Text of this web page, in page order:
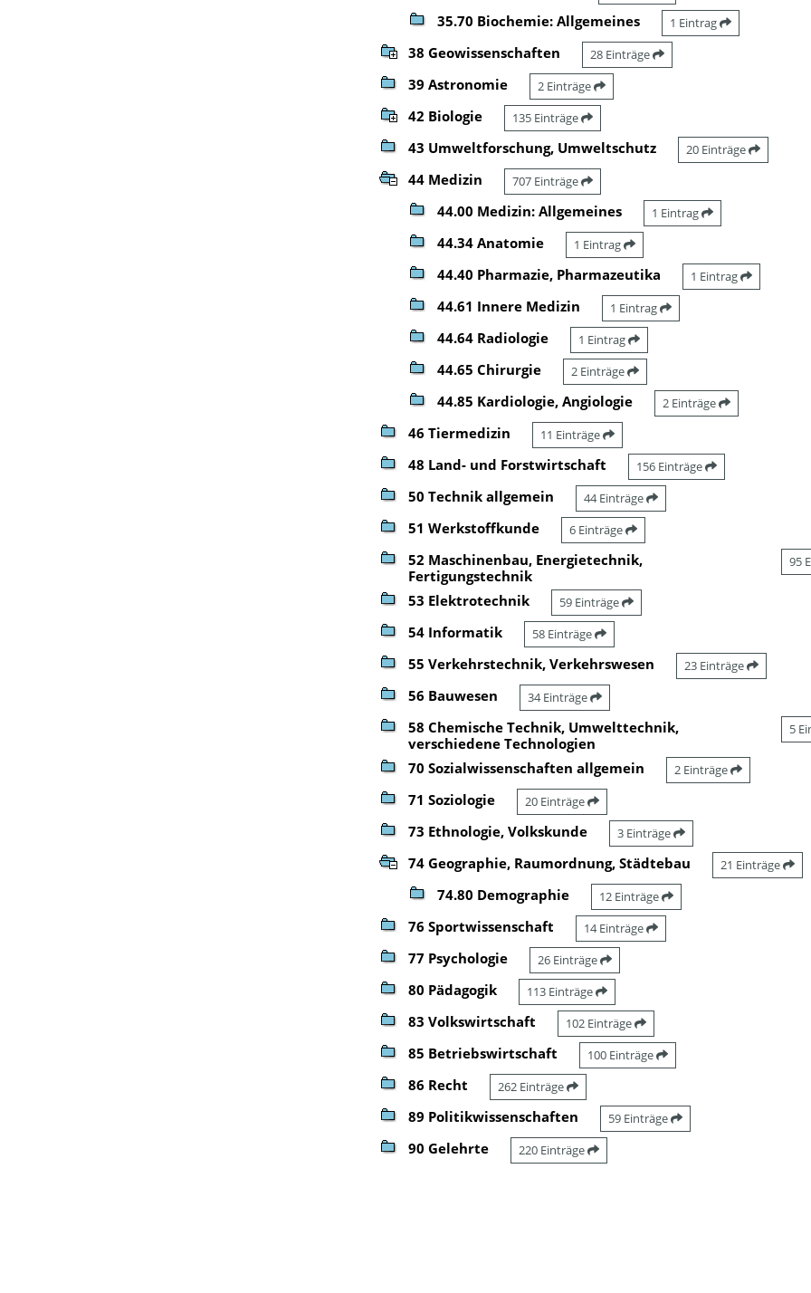
35.70 Biochemie: Allgemeines 1 Eintrag
38 Geowissenschaften 28 Einträge
39 Astronomie 2 Einträge
42 Biologie 135 Einträge
43 Umweltforschung, Umweltschutz 20 Einträge
44 Medizin 707 Einträge
44.00 Medizin: Allgemeines 1 Eintrag
44.34 Anatomie 1 Eintrag
44.40 Pharmazie, Pharmazeutika 1 Eintrag
44.61 Innere Medizin 1 Eintrag
44.64 Radiologie 1 Eintrag
44.65 Chirurgie 2 Einträge
44.85 Kardiologie, Angiologie 2 Einträge
46 Tiermedizin 11 Einträge
48 Land- und Forstwirtschaft 156 Einträge
50 Technik allgemein 44 Einträge
51 Werkstoffkunde 6 Einträge
52 Maschinenbau, Energietechnik,
Fertigungstechnik
95
53 Elektrotechnik 59 Einträge
54 Informatik 58 Einträge
55 Verkehrstechnik, Verkehrswesen 23 Einträge
56 Bauwesen 34 Einträge
58 Chemische Technik, Umwelttechnik,
verschiedene Technologien
5
70 Sozialwissenschaften allgemein 2 Einträge
71 Soziologie 20 Einträge
73 Ethnologie, Volkskunde 3 Einträge
74 Geographie, Raumordnung, Städtebau 21 Einträge
74.80 Demographie 12 Einträge
76 Sportwissenschaft 14 Einträge
77 Psychologie 26 Einträge
80 Pädagogik 113 Einträge
83 Volkswirtschaft 102 Einträge
85 Betriebswirtschaft 100 Einträge
86 Recht 262 Einträge
89 Politikwissenschaften 59 Einträge
90 Gelehrte 220 Einträge